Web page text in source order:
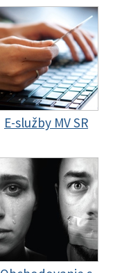
E-služby MV SR